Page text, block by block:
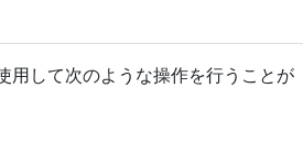
用して次のような操作を行うことが